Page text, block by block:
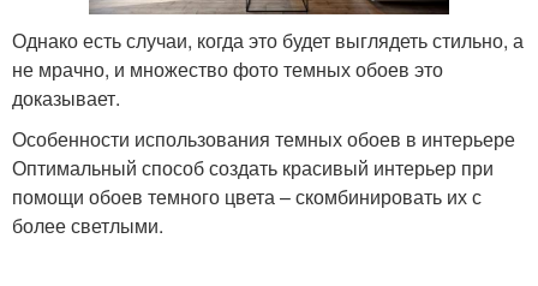
Однако есть случаи, когда это будет выглядеть стильно, а
не мрачно, и множество фото темных обоев это
доказывает.
Особенности использования темных обоев в интерьере
Оптимальный способ создать красивый интерьер при
помощи обоев темного цвета – скомбинировать их с
более светлыми.